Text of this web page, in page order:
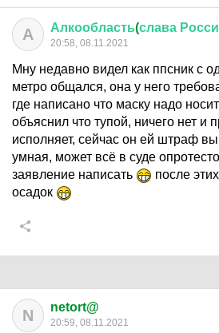
А Алкообласть(слава
20:58, 08.11.2021
Мну недавно видел как ппсник с
метро общался, она у него
где написано что маску надо
объяснил что тупой, ничего нет и
исполняет, сейчас он ей штраф
умная, может всё в суде
заявление написать
после
осадок
N netort@
20:59, 08.11.2021